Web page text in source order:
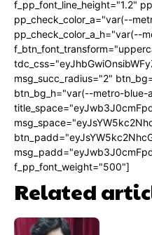
f_pp_font_line_height="1.2"
pp_check_color_a="var(--
pp_check_color_a_h="var(--
msg_succ_radius="2"
btn_bg_h="var(--metro-blue-
f_pp_font_weight="500"]
Related